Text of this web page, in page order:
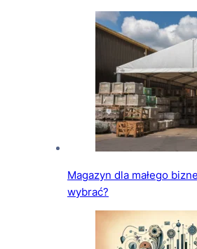
Magazyn dla małego
wybrać?